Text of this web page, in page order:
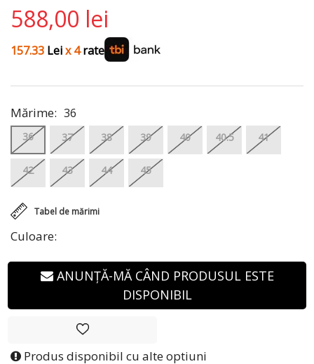
588,00 lei
157.33 Leix 4rate
Culoare:
Tabel de mărimi
Mărime: 36
36 37 38 39 40 40.5 41
42 43 44 45
ANUNȚĂ-MĂ CÂND PRODUSUL ESTE
DISPONIBIL
Produs disponibil cu alte optiuni